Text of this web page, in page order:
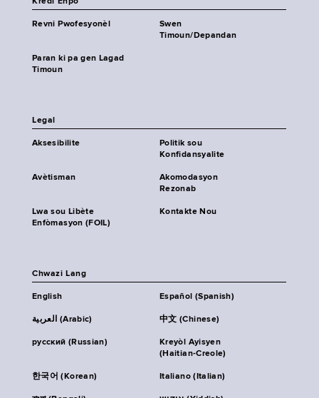
Revni Pwofesyonèl
Swen
Timoun/Depandan
Paran ki pa gen Lagad
Timoun
Legal
Aksesibilite
Politik sou
Konfidansyalite
Avètisman
Akomodasyon
Rezonab
Lwa sou Libète
Enfòmasyon (FOIL)
Kontakte Nou
Chwazi Lang
English Español (Spanish)
العربية (Arabic) 中文 (Chinese)
русский (Russian)
Kreyòl Ayisyen
(Haitian-Creole)
한국어 (Korean) Italiano (Italian)